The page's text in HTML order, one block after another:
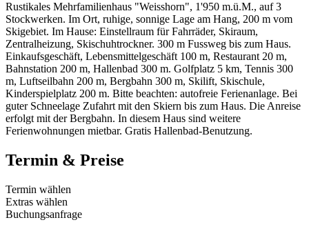
Rustikales Mehrfamilienhaus "Weisshorn", 1'950 m.ü.M., auf 3
Stockwerken. Im Ort, ruhige, sonnige Lage am Hang, 200 m vom
Skigebiet. Im Hause: Einstellraum für Fahrräder, Skiraum,
Zentralheizung, Skischuhtrockner. 300 m Fussweg bis zum Haus.
Einkaufsgeschäft, Lebensmittelgeschäft 100 m, Restaurant 20 m,
Bahnstation 200 m, Hallenbad 300 m. Golfplatz 5 km, Tennis 300
m, Luftseilbahn 200 m, Bergbahn 300 m, Skilift, Skischule,
Kinderspielplatz 200 m. Bitte beachten: autofreie Ferienanlage. Bei
guter Schneelage Zufahrt mit den Skiern bis zum Haus. Die Anreise
erfolgt mit der Bergbahn. In diesem Haus sind weitere
Ferienwohnungen mietbar. Gratis Hallenbad-Benutzung.
Termin & Preise
Termin wählen
Extras wählen
Buchungsanfrage